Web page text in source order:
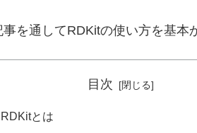
を通してRDKitの使い方を基本
目次
RDKitとは